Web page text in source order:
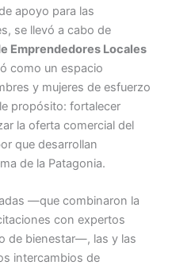
apoyo para las
se llevó a cabo de
Emprendedores Locales
como un espacio
y mujeres de esfuerzo
propósito: fortalecer
la oferta comercial del
que desarrollan
de la Patagonia.
—que combinaron la
con expertos
de bienestar—, las y las
intercambios de